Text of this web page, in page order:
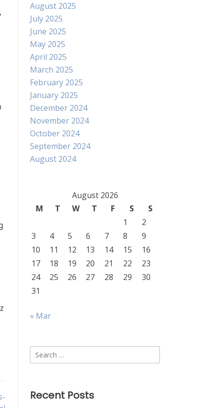
August 2025
July 2025
June 2025
May 2025
April 2025
March 2025
February 2025
January 2025
December 2024
November 2024
October 2024
September 2024
August 2024
August 2026
M
T W T F S
S
1
2
3
4 5 6 7 8
9
10
11 12 13 14 15
16
17
18 19 20 21 22
23
24
25 26 27 28 29
30
31
« Mar
Search
for:
Recent Posts